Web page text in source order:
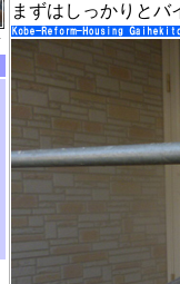
まずはしっかりとバ